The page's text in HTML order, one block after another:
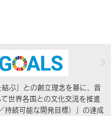
ぶ」との創立理念を基に、音
世界各国との文化交流を推進
持続可能な開発目標）」の達成